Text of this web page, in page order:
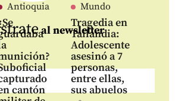
Antioquia
cantón
Mundo
Tragedia en
Tailandia:
Adolescente
asesinó a 7
personas,
entre ellas,
sus abuelos
al newsletter